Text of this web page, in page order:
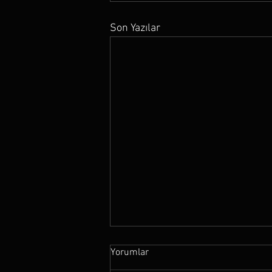
Son Yazılar
Yorumlar